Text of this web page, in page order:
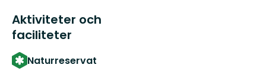
Aktiviteter och
faciliteter
Naturreservat